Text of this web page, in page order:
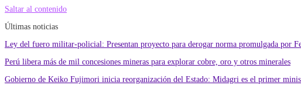
Saltar al contenido
Últimas noticias
Ley del fuero militar-policial: Presentan proyecto para derogar norma promulgada por
Perú libera más de mil concesiones mineras para explorar cobre, oro y otros minerales
Gobierno de Keiko Fujimori inicia reorganización del Estado: Midagri es el primer